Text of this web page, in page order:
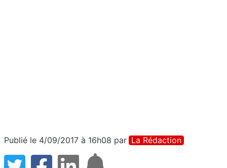
Publié le 4/09/2017 à 16h08 par La Rédaction